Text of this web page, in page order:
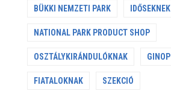
BÜKKI NEMZETI PARK IDŐSEKNEK
NATIONAL PARK PRODUCT SHOP
OSZTÁLYKIRÁNDULÓKNAK GINOP
FIATALOKNAK SZEKCIÓ